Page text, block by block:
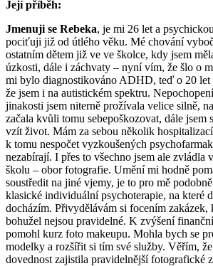
Její příběh:
Jmenuji se Rebeka, je mi 26 let a
pociťuji již od útlého věku. Mé chování
ostatním dětem již ve ve školce, kdy jsem
úzkosti, dále i záchvaty – nyní vím, že šlo o
mi bylo diagnostikováno ADHD, teď o 20 let
že jsem i na autistickém spektru.
jinakosti jsem niterně prožívala velice silně,
začala kvůli tomu sebepoškozovat, dále jsem
vzít život. Mám za sebou několik
k tomu nespočet vyzkoušených
nezabírají. I přes to všechno jsem ale zvládla
školu – obor fotografie. Umění mi hodně
soustředit na jiné vjemy, je to pro mě
klasické individuální psychoterapie, na které
docházím. Přivydělávám si focením zakázek,
bohužel nejsou pravidelné. K zvýšení
pomohl kurz foto makeupu. Mohla bych se
modelky a rozšířit si tím své služby. Věřím,
dovednost zajistila pravidelnější fotografické